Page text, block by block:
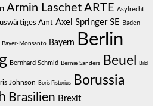
Armin Laschet ARTE Asylrecht
Amt Axel Springer SE Baden-
Bayer-Monsanto Bayern Berlin
Bernhard Schmid Bernie Sanders Beuel Bild
Johnson Boris Pistorius
Borussia
Brasilien Brexit